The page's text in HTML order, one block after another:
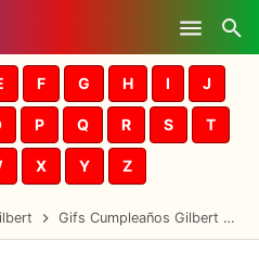
content
F G H I J
P Q R S T
X Y Z
Gifs Cumpleaños Gilbert